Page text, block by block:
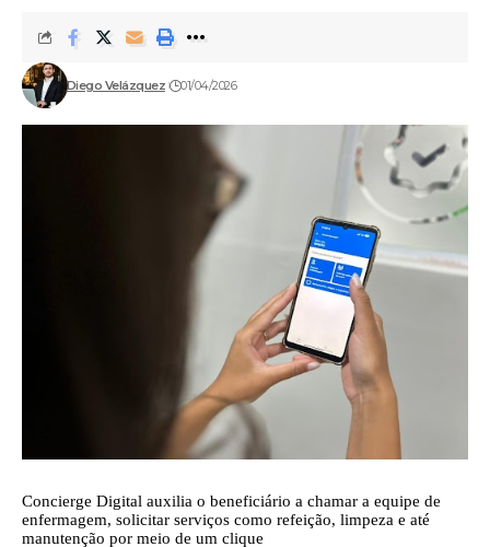
Diego Velázquez 01/04/2026
Concierge Digital auxilia o beneficiário a chamar a equipe de
enfermagem, solicitar serviços como refeição, limpeza e até
manutenção por meio de um clique